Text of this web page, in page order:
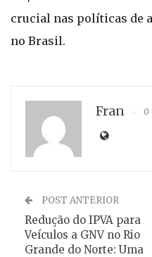
crucial nas políticas de
no Brasil.
Fran 0
POST ANTERIOR
Redução do IPVA para
Veículos a GNV no Rio
Grande do Norte: Uma